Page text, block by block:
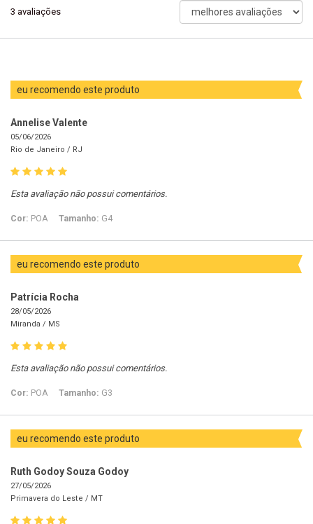
3 avaliações
ordenar
avaliações
eu recomendo este produto
Annelise Valente
05/06/2026
Rio de Janeiro / RJ
Esta avaliação não possui comentários.
Cor: POA Tamanho: G4
eu recomendo este produto
Patrícia Rocha
28/05/2026
Miranda / MS
Esta avaliação não possui comentários.
Cor: POA Tamanho: G3
eu recomendo este produto
Ruth Godoy Souza Godoy
27/05/2026
Primavera do Leste / MT